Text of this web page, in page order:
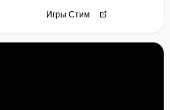
Игры Стим